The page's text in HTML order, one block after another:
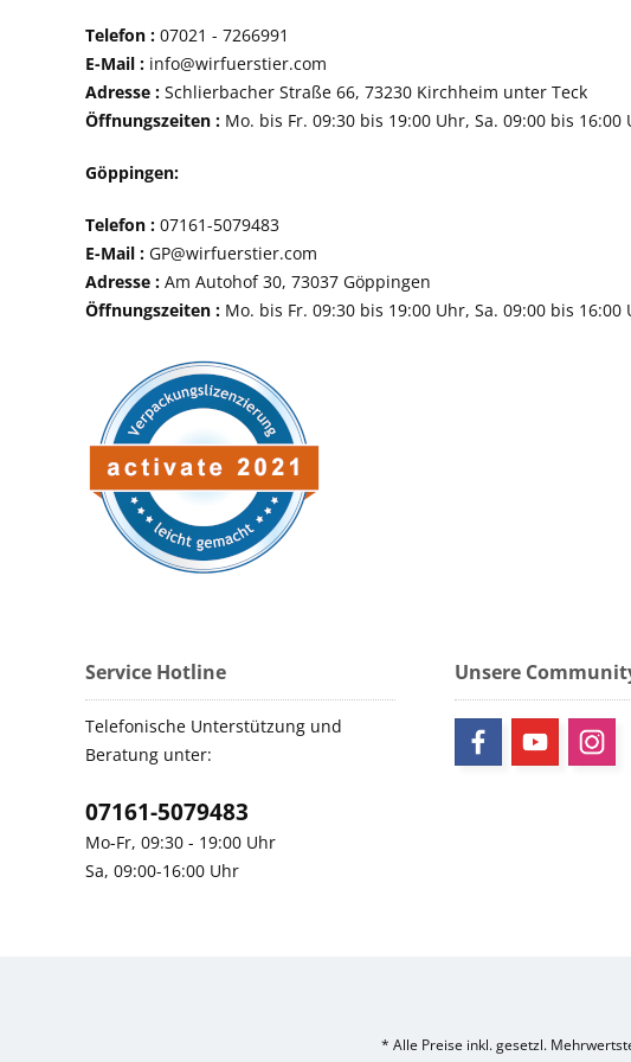
Telefon : 07021 -
E-Mail : info@wirfuerstier.com
Adresse : Schlierbacher Straße 66, 73230 Kirchheim
Öffnungszeiten : Mo. bis Fr. 09:30 bis 19:00 Uhr, Sa. 09:00 bis 16:00
Göppingen:
Telefon : 07161-
E-Mail : GP@wirfuerstier.com
Adresse : Am Autohof 30, 73037 Göppingen
Öffnungszeiten : Mo. bis Fr. 09:30 bis 19:00 Uhr, Sa. 09:00 bis 16:00
Service Hotline
Telefonische Unterstützung und
Beratung unter:
07161-5079483
Mo-Fr, 09:30 - 19:00 Uhr
Sa, 09:00-16:00 Uhr
Unsere
* Alle Preise inkl. gesetzl.